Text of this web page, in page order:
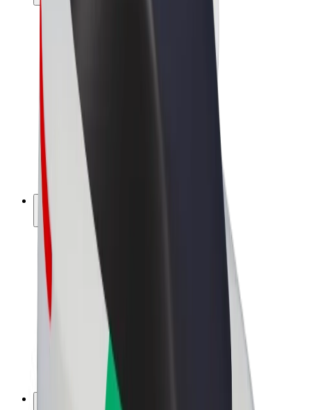
Διαδρομές
Σκούτερς
Αγορά Bolt
Bolt Food
Bolt Drive
Bolt for Business
Ηλεκτρικά ποδήλατα
Bolt Plus
Κερδίστε με Bolt
Απολαβές οδηγών
Διανομείς
Απολαβές διανομέων
Bolt Εμπόρους Τροφίμων
Franchises